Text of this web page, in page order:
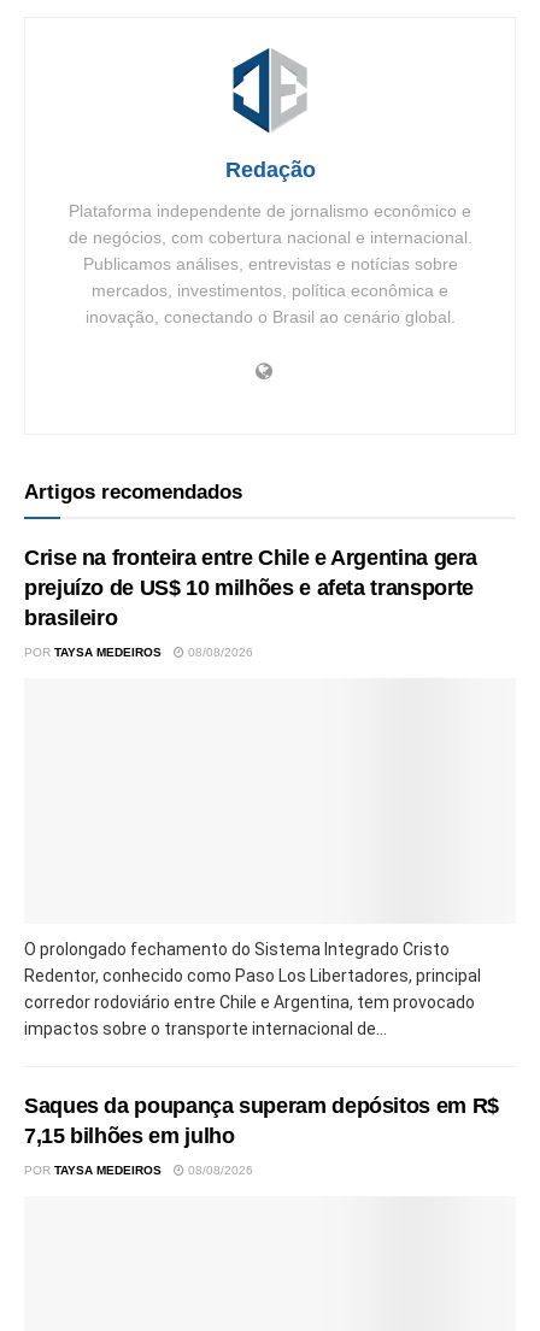
Redação
Plataforma independente de jornalismo econômico e
de negócios, com cobertura nacional e internacional.
Publicamos análises, entrevistas e notícias sobre
mercados, investimentos, política econômica e
inovação, conectando o Brasil ao cenário global.
Artigos recomendados
Crise na fronteira entre Chile e Argentina gera
prejuízo de US$ 10 milhões e afeta transporte
brasileiro
POR TAYSA MEDEIROS 08/08/2026
O prolongado fechamento do Sistema Integrado Cristo
Redentor, conhecido como Paso Los Libertadores, principal
corredor rodoviário entre Chile e Argentina, tem provocado
impactos sobre o transporte internacional de...
Saques da poupança superam depósitos em R$
7,15 bilhões em julho
POR TAYSA MEDEIROS 08/08/2026